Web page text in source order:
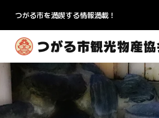
つがる市を満喫する情報満載！